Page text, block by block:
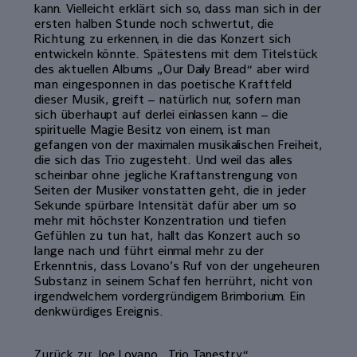
kann. Vielleicht erklärt sich so, dass man sich in der
ersten halben Stunde noch schwertut, die
Richtung zu erkennen, in die das Konzert sich
entwickeln könnte. Spätestens mit dem Titelstück
des aktuellen Albums „Our Daily Bread“ aber wird
man eingesponnen in das poetische Kraftfeld
dieser Musik, greift – natürlich nur, sofern man
sich überhaupt auf derlei einlassen kann – die
spirituelle Magie Besitz von einem, ist man
gefangen von der maximalen musikalischen Freiheit,
die sich das Trio zugesteht. Und weil das alles
scheinbar ohne jegliche Kraftanstrengung von
Seiten der Musiker vonstatten geht, die in jeder
Sekunde spürbare Intensität dafür aber um so
mehr mit höchster Konzentration und tiefen
Gefühlen zu tun hat, hallt das Konzert auch so
lange nach und führt einmal mehr zu der
Erkenntnis, dass Lovano’s Ruf von der ungeheuren
Substanz in seinem Schaffen herrührt, nicht von
irgendwelchem vordergründigem Brimborium. Ein
denkwürdiges Ereignis.
Zurück zu: Joe Lovano „Trio Tapestry“